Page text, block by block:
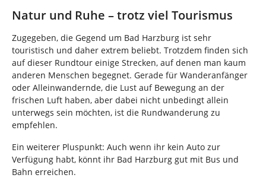
Natur und Ruhe – trotz viel Tourismus
Zugegeben, die Gegend um Bad Harzburg ist sehr
touristisch und daher extrem beliebt. Trotzdem finden sich
auf dieser Rundtour einige Strecken, auf denen man kaum
anderen Menschen begegnet. Gerade für Wanderanfänger
oder Alleinwandernde, die Lust auf Bewegung an der
frischen Luft haben, aber dabei nicht unbedingt allein
unterwegs sein möchten, ist die Rundwanderung zu
empfehlen.
Ein weiterer Pluspunkt: Auch wenn ihr kein Auto zur
Verfügung habt, könnt ihr Bad Harzburg gut mit Bus und
Bahn erreichen.